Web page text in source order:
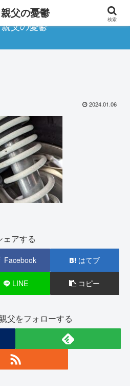
父の憂鬱
2024.01.06
ェアする
Facebook はてブ
LINE コピー
父をフォローする
父の憂鬱 検索